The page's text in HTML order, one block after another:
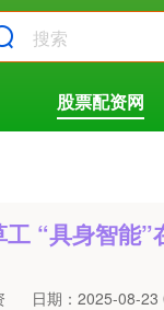
股票配资网
“具身智能
日期：2025-08-23